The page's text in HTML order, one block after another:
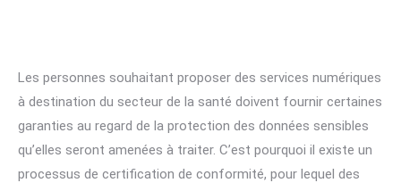
Les personnes souhaitant proposer des services numériques
à destination du secteur de la santé doivent fournir certaines
garanties au regard de la protection des données sensibles
qu’elles seront amenées à traiter. C’est pourquoi il existe un
processus de certification de conformité, pour lequel des